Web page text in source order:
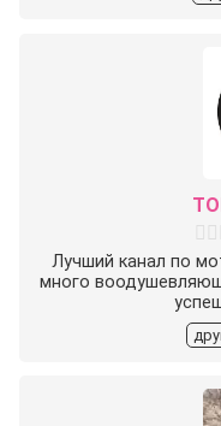
Лучший канал по
много